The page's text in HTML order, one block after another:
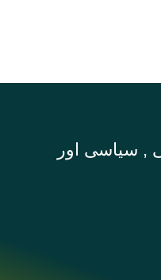
, سیاسی اور